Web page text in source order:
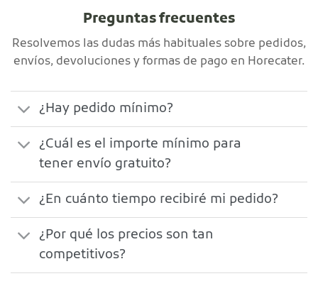
Preguntas frecuentes
Resolvemos las dudas más habituales sobre pedidos,
envíos, devoluciones y formas de pago en Horecater.
¿Hay pedido mínimo?
¿Cuál es el importe mínimo para
tener envío gratuito?
¿En cuánto tiempo recibiré mi pedido?
¿Por qué los precios son tan
competitivos?